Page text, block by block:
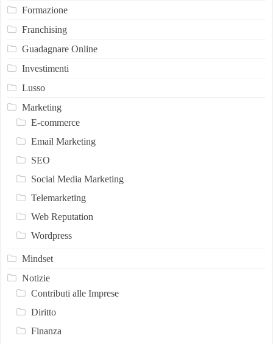
Formazione
Franchising
Guadagnare Online
Investimenti
Lusso
Marketing
E-commerce
Email Marketing
SEO
Social Media Marketing
Telemarketing
Web Reputation
Wordpress
Mindset
Notizie
Contributi alle Imprese
Diritto
Finanza